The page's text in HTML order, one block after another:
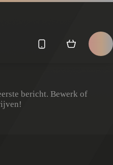
bericht. Bewerk of